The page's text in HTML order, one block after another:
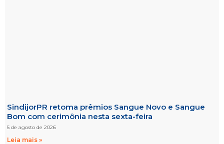
SindijorPR retoma prêmios Sangue Novo e Sangue
Bom com cerimônia nesta sexta-feira
5 de agosto de 2026
Leia mais »